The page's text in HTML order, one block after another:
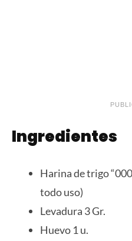
Ingredientes
Harina de trigo
todo uso)
Levadura 3 Gr.
Huevo 1 u.